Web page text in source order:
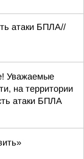
атаки БПЛА//
Уважаемые
на территории
атаки БПЛА